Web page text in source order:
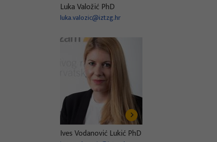
Luka Valožić PhD
luka.valozic@iztzg.hr
Ives Vodanović Lukić PhD